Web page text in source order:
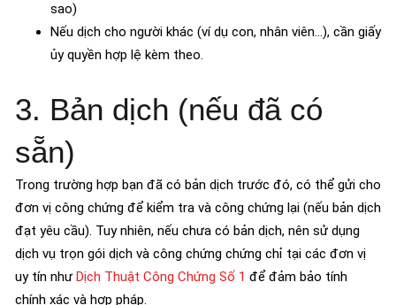
sao)
Nếu dịch cho người khác (ví dụ con, nhân viên…), cần giấy
ủy quyền hợp lệ kèm theo.
3. Bản dịch (nếu đã có
sẵn)
Trong trường hợp bạn đã có bản dịch trước đó, có thể gửi cho
đơn vị công chứng để kiểm tra và công chứng lại (nếu bản dịch
đạt yêu cầu). Tuy nhiên, nếu chưa có bản dịch, nên sử dụng
dịch vụ trọn gói dịch và công chứng chứng chỉ tại các đơn vị
uy tín như Dịch Thuật Công Chứng Số 1 để đảm bảo tính
chính xác và hợp pháp.